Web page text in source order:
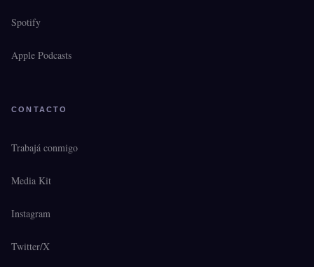
Spotify
Apple Podcasts
CONTACTO
Trabajá conmigo
Media Kit
Instagram
Twitter/X